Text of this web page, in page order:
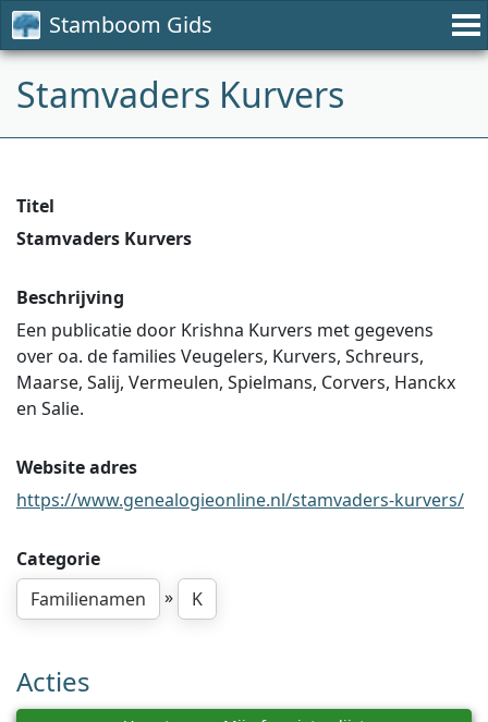
Stamboom Gids
Stamvaders Kurvers
Titel
Stamvaders Kurvers
Beschrijving
Een publicatie door Krishna Kurvers met gegevens
over oa. de families Veugelers, Kurvers, Schreurs,
Maarse, Salij, Vermeulen, Spielmans, Corvers, Hanckx
en Salie.
Website adres
https://www.genealogieonline.nl/stamvaders-kurvers/
Categorie
Familienamen
» K
Acties